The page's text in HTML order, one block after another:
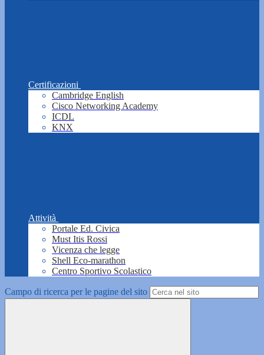
Certificazioni
Cambridge English
Cisco Networking Academy
ICDL
KNX
Attività
Portale Ed. Civica
Must Itis Rossi
Vicenza che legge
Shell Eco-marathon
Centro Sportivo Scolastico
Campo di ricerca per le pagine del sito